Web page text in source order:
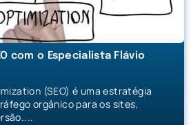
com o Especialista Flávio
(SEO) é uma estratégia
orgânico para os sites,